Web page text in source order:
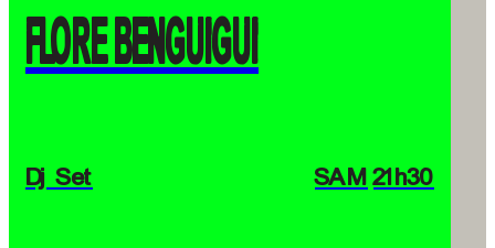
FLORE BENGUIGUI
Dj Set SAM 21h30